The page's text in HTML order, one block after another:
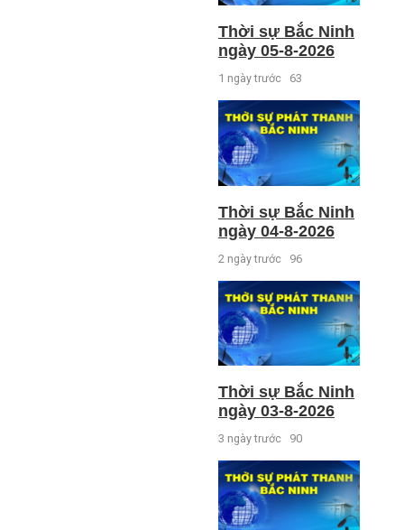
Thời sự Bắc Ninh
ngày 05-8-2026
1 ngày trước 63
Thời sự Bắc Ninh
ngày 04-8-2026
2 ngày trước 96
Thời sự Bắc Ninh
ngày 03-8-2026
3 ngày trước 90